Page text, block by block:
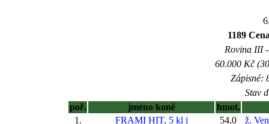
1189
Rovina III
60.000 Kč
Zápisné:
Stav
poř.
jméno koně
hmot.
1.
FRAMI HIT, 5 kl j 54,0 ž.